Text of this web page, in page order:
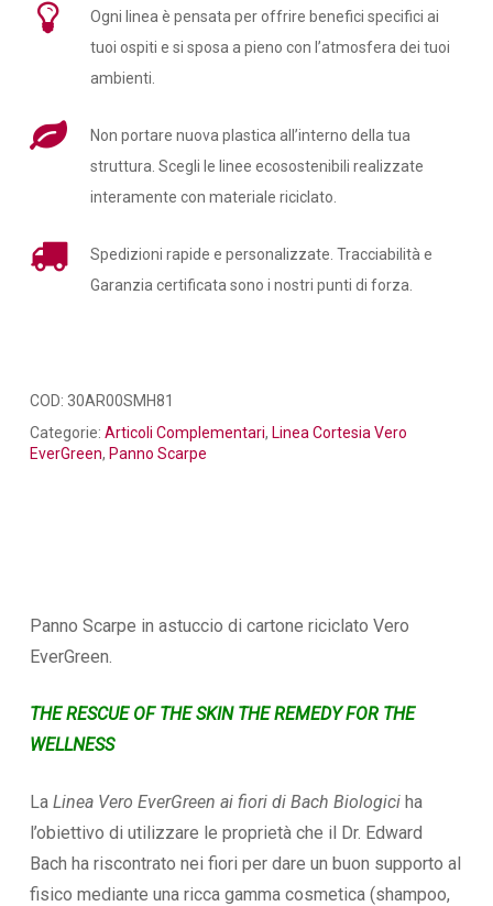
Ogni linea è pensata per offrire benefici specifici ai
tuoi ospiti e si sposa a pieno con l’atmosfera dei tuoi
ambienti.
Non portare nuova plastica all’interno della tua
struttura. Scegli le linee ecosostenibili realizzate
interamente con materiale riciclato.
Spedizioni rapide e personalizzate. Tracciabilità e
Garanzia certificata sono i nostri punti di forza.
COD: 30AR00SMH81
Categorie: Articoli Complementari, Linea Cortesia Vero
EverGreen, Panno Scarpe
Panno Scarpe in astuccio di cartone riciclato Vero
EverGreen.
THE RESCUE OF THE SKIN THE REMEDY FOR THE
WELLNESS
La Linea Vero EverGreen ai fiori di Bach Biologiciha
l’obiettivo di utilizzare le proprietà che il Dr. Edward
Bach ha riscontrato nei fiori per dare un buon supporto al
fisico mediante una ricca gamma cosmetica (shampoo,